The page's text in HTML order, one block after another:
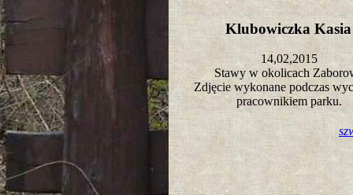
Klubowiczka
14,02,2015
Stawy w okolicach
Zdjęcie wykonane podczas
pracownikiem parku.